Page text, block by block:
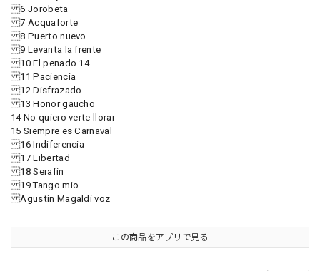
6 Jorobeta
7 Acquaforte
8 Puerto nuevo
9 Levanta la frente
10 El penado 14
11 Paciencia
12 Disfrazado
13 Honor gaucho
14 No quiero verte llorar
15 Siempre es Carnaval
16 Indiferencia
17 Libertad
18 Serafín
19 Tango mio
Agustín Magaldi voz
この商品をアプリで見る